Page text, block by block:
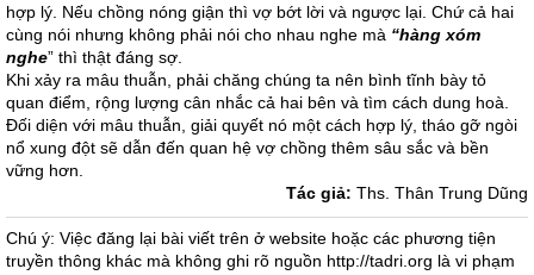
hợp lý. Nếu chồng nóng giận thì vợ bớt lời và ngược lại. Chứ cả hai
cùng nói nhưng không phải nói cho nhau nghe mà “hàng xóm
nghe” thì thật đáng sợ.
Khi xảy ra mâu thuẫn, phải chăng chúng ta nên bình tĩnh bày tỏ
quan điểm, rộng lượng cân nhắc cả hai bên và tìm cách dung hoà.
Đối diện với mâu thuẫn, giải quyết nó một cách hợp lý, tháo gỡ ngòi
nổ xung đột sẽ dẫn đến quan hệ vợ chồng thêm sâu sắc và bền
vững hơn.
Tác giả: Ths. Thân Trung Dũng
Chú ý: Việc đăng lại bài viết trên ở website hoặc các phương tiện
truyền thông khác mà không ghi rõ nguồn http://tadri.org là vi phạm